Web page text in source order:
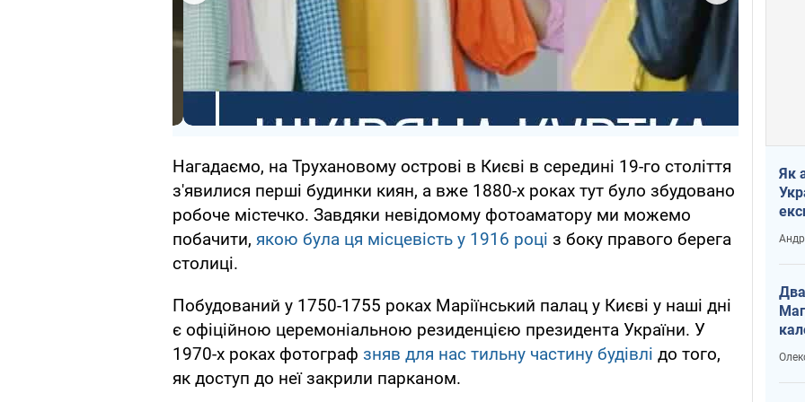
Нагадаємо, на Трухановому острові в Києві в середині 19-го століття
з'явилися перші будинки киян, а вже 1880-х роках тут було збудовано
робоче містечко. Завдяки невідомому фотоаматору ми можемо
побачити, якою була ця місцевість у 1916 році з боку правого берега
столиці.
Побудований у 1750-1755 роках Маріїнський палац у Києві у наші дні
є офіційною церемоніальною резиденцією президента України. У
1970-х роках фотограф зняв для нас тильну частину будівлі до того,
як доступ до неї закрили парканом.
Як